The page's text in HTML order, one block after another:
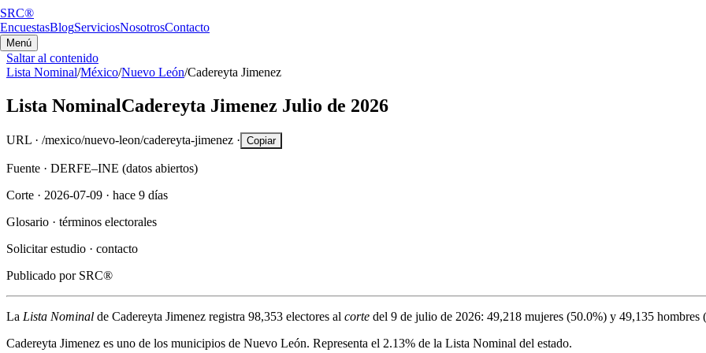
SRC®
EncuestasBlogServiciosNosotrosContacto
Menú
Saltar al contenido
Lista Nominal/México/Nuevo León/Cadereyta Jimenez
Lista NominalCadereyta Jimenez Julio de 2026
URL · /mexico/nuevo-leon/cadereyta-jimenez · Copiar
Fuente · DERFE–INE (datos abiertos)
Corte · 2026-07-09 · hace 9 días
Glosario · términos electorales
Solicitar estudio · contacto
Publicado por SRC®
La Lista Nominal de Cadereyta Jimenez registra 98,353 electores al corte del 9 de julio de 2026: 49,218 mujeres (50.0%) y 49,135 hombres (
Cadereyta Jimenez es uno de los municipios de Nuevo León. Representa el 2.13% de la Lista Nominal del estado.